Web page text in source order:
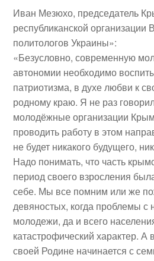
Иван Мезюхо, председатель
республиканской
политологов Украины»:
«Безусловно, современную
автономии необходимо
патриотизма, в духе любви к
родному краю. Я не раз
молодёжные организации
проводить работу в этом
не будет никакого будущего,
Надо понимать, что часть
период своего взросления
себе. Мы все помним или же
девяностых, когда проблемы с
молодежи, да и всего
катастрофический характер.
своей Родине начинается с